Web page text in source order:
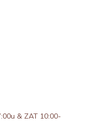
& ZAT 10:00-